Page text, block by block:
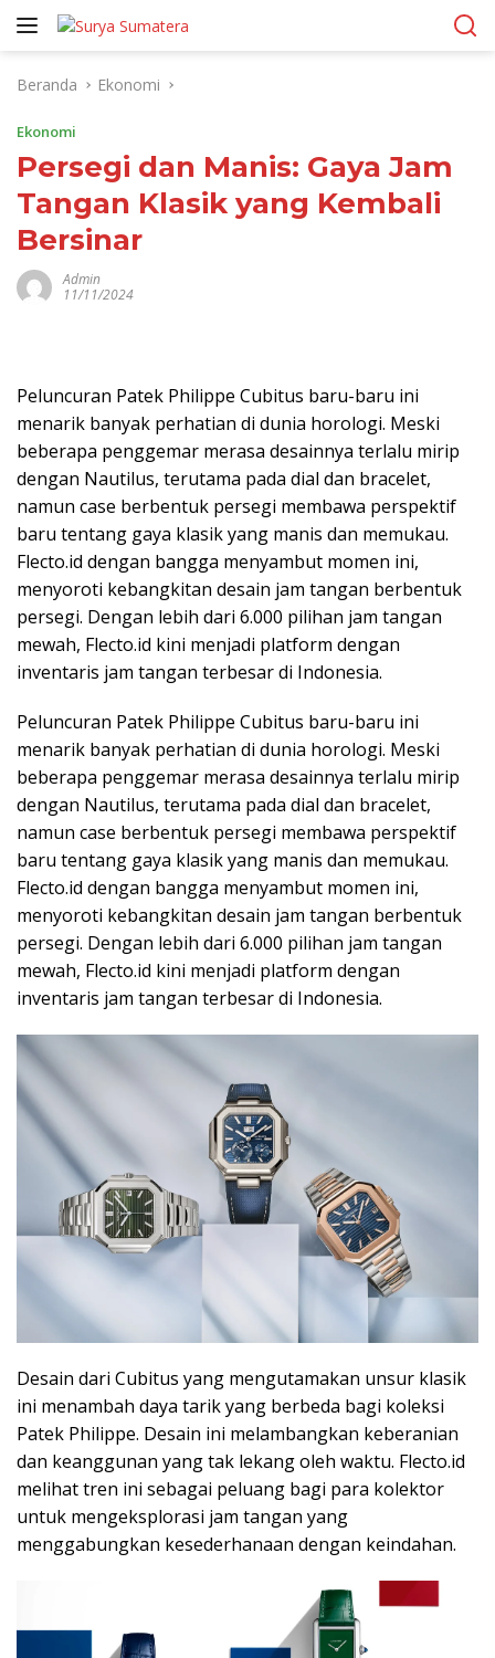
Langsung
Beranda
Ekonomi
Ekonomi
Persegi dan Manis: Gaya Jam
Tangan Klasik yang Kembali
Bersinar
Admin
11/11/2024
Peluncuran Patek Philippe Cubitus baru-baru ini
menarik banyak perhatian di dunia horologi. Meski
beberapa penggemar merasa desainnya terlalu mirip
dengan Nautilus, terutama pada dial dan bracelet,
namun case berbentuk persegi membawa perspektif
baru tentang gaya klasik yang manis dan memukau.
Flecto.id dengan bangga menyambut momen ini,
menyoroti kebangkitan desain jam tangan berbentuk
persegi. Dengan lebih dari 6.000 pilihan jam tangan
mewah, Flecto.id kini menjadi platform dengan
inventaris jam tangan terbesar di Indonesia.
Peluncuran Patek Philippe Cubitus baru-baru ini
menarik banyak perhatian di dunia horologi. Meski
beberapa penggemar merasa desainnya terlalu mirip
dengan Nautilus, terutama pada dial dan bracelet,
namun case berbentuk persegi membawa perspektif
baru tentang gaya klasik yang manis dan memukau.
Flecto.id dengan bangga menyambut momen ini,
menyoroti kebangkitan desain jam tangan berbentuk
persegi. Dengan lebih dari 6.000 pilihan jam tangan
mewah, Flecto.id kini menjadi platform dengan
inventaris jam tangan terbesar di Indonesia.
Desain dari Cubitus yang mengutamakan unsur klasik
ini menambah daya tarik yang berbeda bagi koleksi
Patek Philippe. Desain ini melambangkan keberanian
dan keanggunan yang tak lekang oleh waktu. Flecto.id
melihat tren ini sebagai peluang bagi para kolektor
untuk mengeksplorasi jam tangan yang
menggabungkan kesederhanaan dengan keindahan.